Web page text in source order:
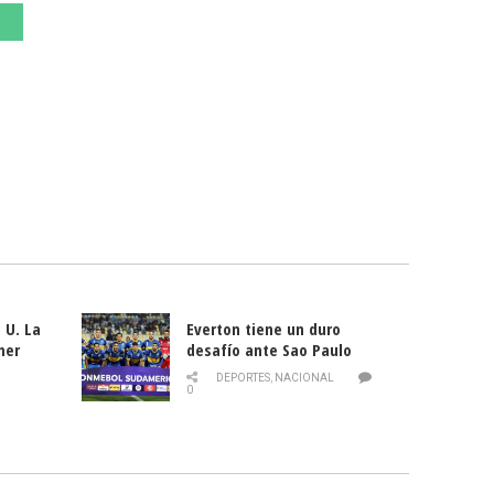
La
Everton tiene un duro
desafío ante Sao Paulo
DEPORTES, NACIONAL
0